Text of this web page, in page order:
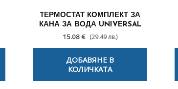
TЕРМОСТАТ КОМПЛЕКТ ЗА
КАНА ЗА ВОДА UNIVERSAL
15.08 € (29.49 лв.)
ДОБАВЯНЕ В
КОЛИЧКАТА